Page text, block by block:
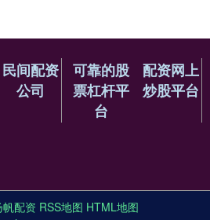
民间配资
公司
可靠的股
票杠杆平
台
配资网上
炒股平台
帆配资 RSS地图 HTML地图